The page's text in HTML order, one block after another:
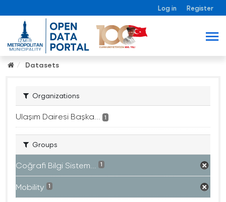
Log in Register
Datasets
Organizations
Ulaşım Dairesi Başka... 1
Groups
Coğrafi Bilgi Sistem... 1
Mobility 1